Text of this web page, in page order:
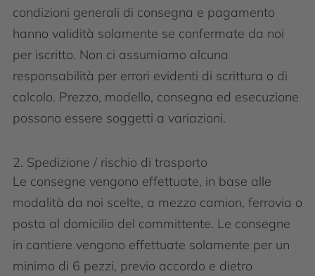
condizioni generali di consegna e pagamento
hanno validità solamente se confermate da noi
per iscritto. Non ci assumiamo alcuna
responsabilità per errori evidenti di scrittura o di
calcolo. Prezzo, modello, consegna ed esecuzione
possono essere soggetti a variazioni.
2. Spedizione / rischio di trasporto
Le consegne vengono effettuate, in base alle
modalità da noi scelte, a mezzo camion, ferrovia o
posta al domicilio del committente. Le consegne
in cantiere vengono effettuate solamente per un
minimo di 6 pezzi, previo accordo e dietro